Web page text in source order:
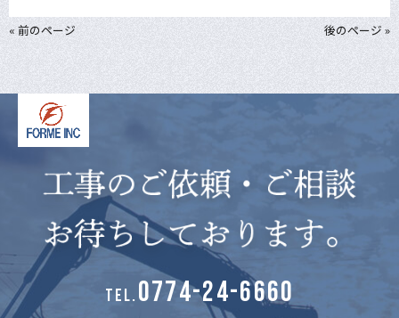
« 前のページ 後のページ »
TEL. 0774-24-6660